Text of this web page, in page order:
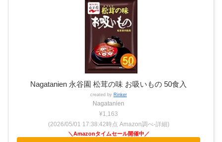
Nagatanien 永谷園 松茸の味 お吸いもの 50食入
created by Rinker
Nagatanien
¥1,163
(2026/05/01 17:38:42時点 Amazon調べ-詳細)